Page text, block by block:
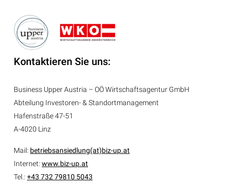
Kontaktieren Sie uns:
Business Upper Austria – OÖ Wirtschaftsagentur GmbH
Abteilung Investoren- & Standortmanagement
Hafenstraße 47-51
A-4020 Linz
Mail: betriebsansiedlung(at)biz-up.at
Internet: www.biz-up.at
Tel.: +43 732 79810 5043